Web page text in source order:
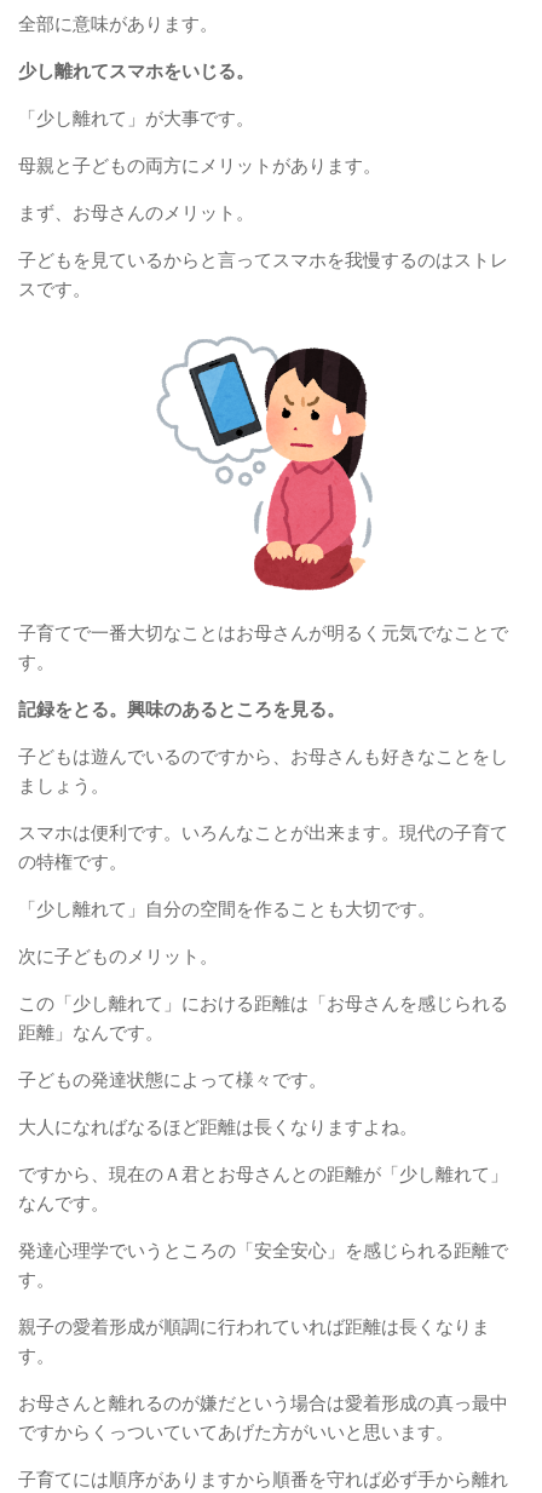
全部に意味があります。
少し離れてスマホをいじる。
「少し離れて」が大事です。
母親と子どもの両方にメリットがあります。
まず、お母さんのメリット。
子どもを見ているからと言ってスマホを我慢するのはストレ
スです。
子育てで一番大切なことはお母さんが明るく元気でなことで
す。
記録をとる。興味のあるところを見る。
子どもは遊んでいるのですから、お母さんも好きなことをし
ましょう。
スマホは便利です。いろんなことが出来ます。現代の子育て
の特権です。
「少し離れて」自分の空間を作ることも大切です。
次に子どものメリット。
この「少し離れて」における距離は「お母さんを感じられる
距離」なんです。
子どもの発達状態によって様々です。
大人になればなるほど距離は長くなりますよね。
ですから、現在のＡ君とお母さんとの距離が「少し離れて」
なんです。
発達心理学でいうところの「安全安心」を感じられる距離で
す。
親子の愛着形成が順調に行われていれば距離は長くなりま
す。
お母さんと離れるのが嫌だという場合は愛着形成の真っ最中
ですからくっついていてあげた方がいいと思います。
子育てには順序がありますから順番を守れば必ず手から離れ